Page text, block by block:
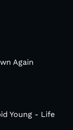
Again
Young - Life